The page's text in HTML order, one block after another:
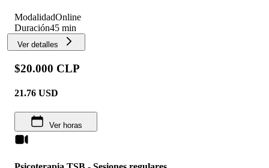
ModalidadOnline
Duración45 min
Ver detalles
$20.000 CLP
21.76 USD
Ver horas